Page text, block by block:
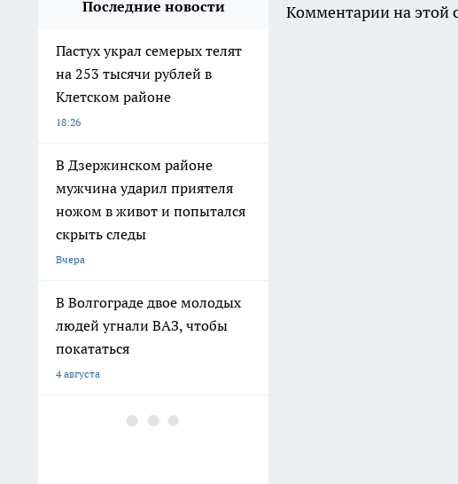
скрыть следы
В Волгограде двое молодых
людей угнали ВАЗ, чтобы
покататься
В Волгограде здание
общежития не признают
аварийным, несмотря на
разрушения
В Волгограде
благоустраивают
территорию у стадиона